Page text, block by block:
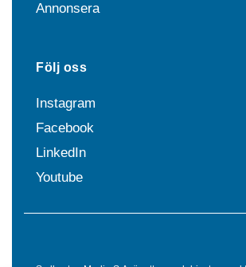
Annonsera
Följ oss
Instagram
Facebook
LinkedIn
Youtube